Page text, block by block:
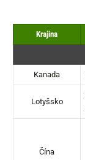
Krajina
Kanada
Lotyšsko
Čína